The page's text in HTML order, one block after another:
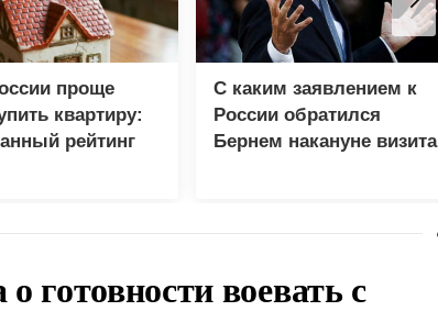
проще
квартиру:
рейтинг
С каким заявлением к
России обратился
Бернем накануне визита
готовности воевать с